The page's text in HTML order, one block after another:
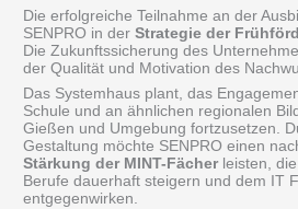
Die erfolgreiche Teilnahme an der
SENPRO in der Strategie der
Die Zukunftssicherung des
der Qualität und Motivation des
Das Systemhaus plant, das
Schule und an ähnlichen regionalen
Gießen und Umgebung fortzusetzen.
Gestaltung möchte SENPRO einen
Stärkung der MINT-Fächerleisten, die
Berufe dauerhaft steigern und dem IT
entgegenwirken.